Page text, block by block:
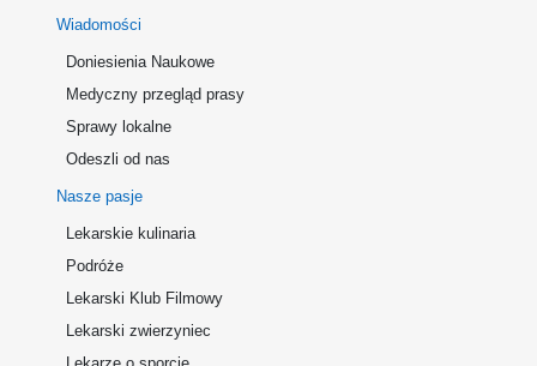
Wiadomości
Doniesienia Naukowe
Medyczny przegląd prasy
Sprawy lokalne
Odeszli od nas
Nasze pasje
Lekarskie kulinaria
Podróże
Lekarski Klub Filmowy
Lekarski zwierzyniec